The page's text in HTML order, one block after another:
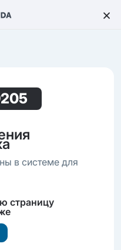
в системе для
страницу